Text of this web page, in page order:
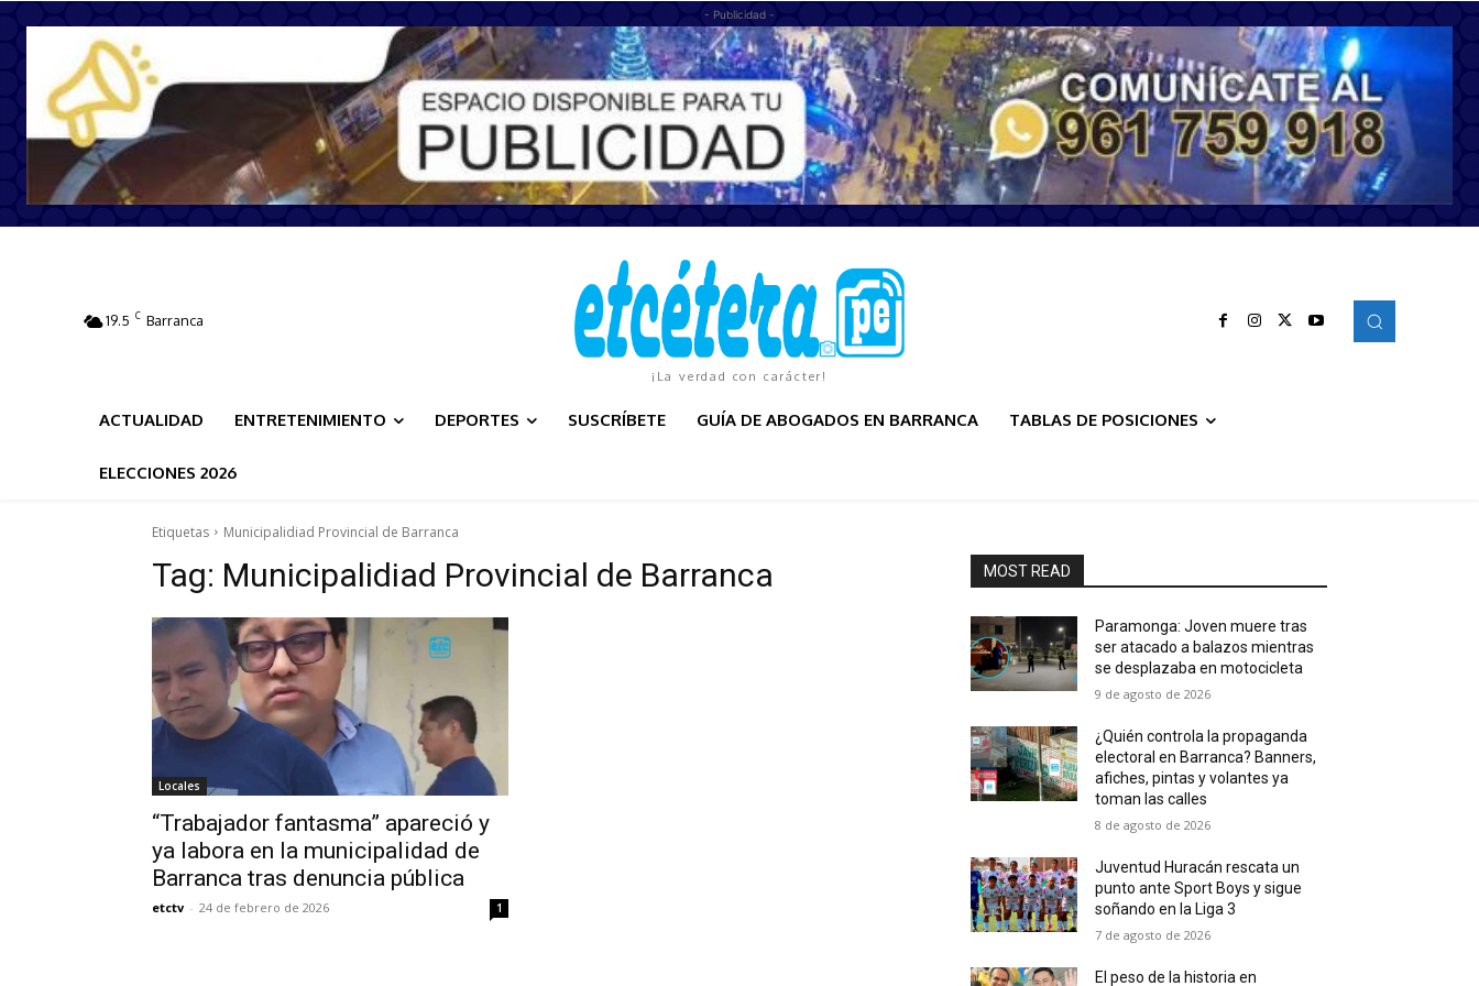
- Publicidad -
19.5 C Barranca
¡La verdad con carácter!
ACTUALIDAD ENTRETENIMIENTO DEPORTES SUSCRÍBETE GUÍA DE ABOGADOS EN BARRANCA TABLAS DE POSICIONES
ELECCIONES 2026
Etiquetas Municipalidiad Provincial de Barranca
Tag: Municipalidiad Provincial de Barranca
Locales
“Trabajador fantasma” apareció y
ya labora en la municipalidad de
Barranca tras denuncia pública
etctv - 24 de febrero de 2026 1
MOST READ
Paramonga: Joven muere tras
ser atacado a balazos mientras
se desplazaba en motocicleta
9 de agosto de 2026
¿Quién controla la propaganda
electoral en Barranca? Banners,
afiches, pintas y volantes ya
toman las calles
8 de agosto de 2026
Juventud Huracán rescata un
punto ante Sport Boys y sigue
soñando en la Liga 3
7 de agosto de 2026
El peso de la historia en